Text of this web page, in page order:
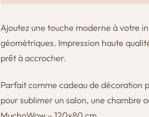
Ajoutez une touche moderne à votre
géométriques. Impression haute
prêt à accrocher.
Parfait comme cadeau de décoration
pour sublimer un salon, une chambre